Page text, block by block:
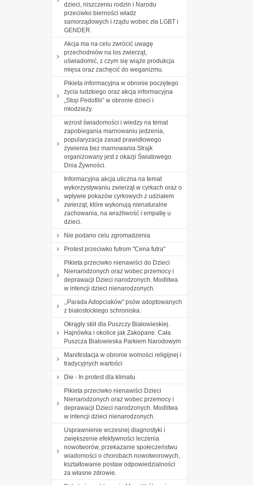
dzieci, niszczeniu rodzin i Narodu
przeciwko bierności władz
samorządowych i rządu wobec zła LGBT i
GENDER.
Akcja ma na celu zwrócić uwagę
przechodniów na los zwierząt,
uświadomić, z czym się wiąże produkcja
mięsa oraz zachęcić do weganizmu.
Pikieta informacyjna w obronie poczętego
życia ludzkiego oraz akcja informacyjna
„Stop Pedofilii” w obronie dzieci i
młodzieży.
wzrost świadomości i wiedzy na temat
zapobiegania marnowaniu jedzenia,
popularyzacja zasad prawidłowego
żywienia bez marnowania.Strajk
organizowany jest z okazji Światowego
Dnia Żywności.
Informacyjna akcja uliczna na temat
wykorzystywaniu zwierząt w cyrkach oraz o
wpływie pokazów cyrkowych z udziałem
zwierząt, które wykonują nienaturalne
zachowania, na wrażliwość i empatię u
dzieci.
Nie podano celu zgromadzenia
Protest przeciwko futrom "Cena futra"
Pikieta przeciwko nienawiści do Dzieci
Nienarodzonych oraz wobec przemocy i
deprawacji Dzieci narodzonych. Modlitwa
w intencji dzieci nienarodzonych.
,,Parada Adopciaków" psów adoptowanych
z białostockiego schroniska.
Okrągły stół dla Puszczy Białowieskiej.
Hajnówka i okolice jak Zakopane. Cała
Puszcza Białowieska Parkiem Narodowym
Manifestacja w obronie wolności religijnej i
tradycyjnych wartości
Die - In protest dla klimatu.
Pikieta przeciwko nienawiści Dzieci
Nienarodzonych oraz wobec przemocy i
deprawacji Dzieci narodzonych. Modlitwa
w intencji dzieci nienarodzonych.
Usprawnienie wczesnej diagnostyki i
zwiększenie efektywności leczenia
nowotworów, przekazanie społeczeństwu
wiadomości o chorobach nowotworowych,
kształtowanie postaw odpowiedzialności
za własne zdrowie.